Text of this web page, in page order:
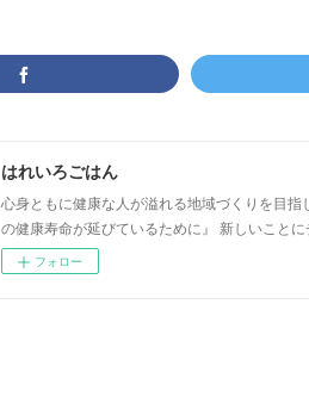
はれいろごはん
心身ともに健康な人が溢れる地域づくりを目
の健康寿命が延びているために』 新しいことに
フォロー